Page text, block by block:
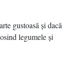
gustoasă şi dacă
legumele şi